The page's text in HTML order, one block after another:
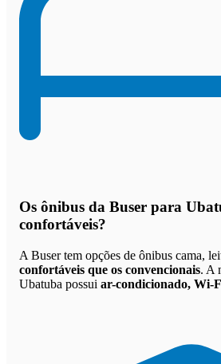
Os ônibus da Buser para
confortáveis?
A Buser tem opções de ônibus cama,
confortáveis que os convencionais. A
Ubatuba possui ar-condicionado, Wi-